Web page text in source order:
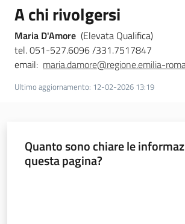
A chi rivolgersi
Maria D'Amore (Elevata Qualifica)
tel. 051-527.6096 /331.7517847
email: maria.damore@regione.emilia-
Ultimo aggiornamento: 12-02-2026 13:19
Quanto sono chiare le
questa pagina?